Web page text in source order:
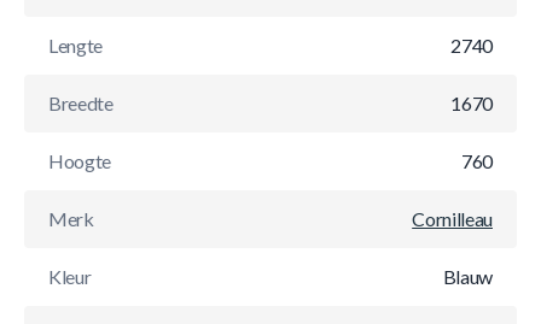
Lengte 2740
Breedte 1670
Hoogte 760
Merk Cornilleau
Kleur Blauw